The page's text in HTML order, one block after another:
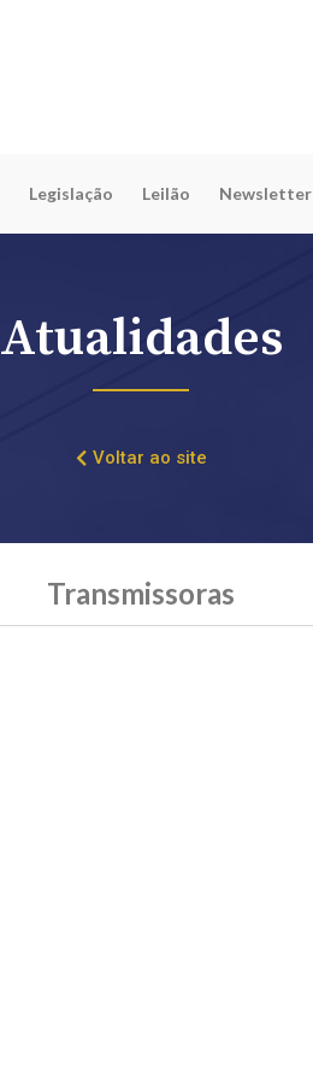
Legislação Leilão Newsletter
Atualidades
Voltar ao site
Transmissoras